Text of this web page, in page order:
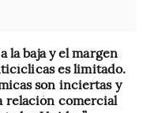
la baja y el margen
es limitado.
son inciertas y
relación comercial